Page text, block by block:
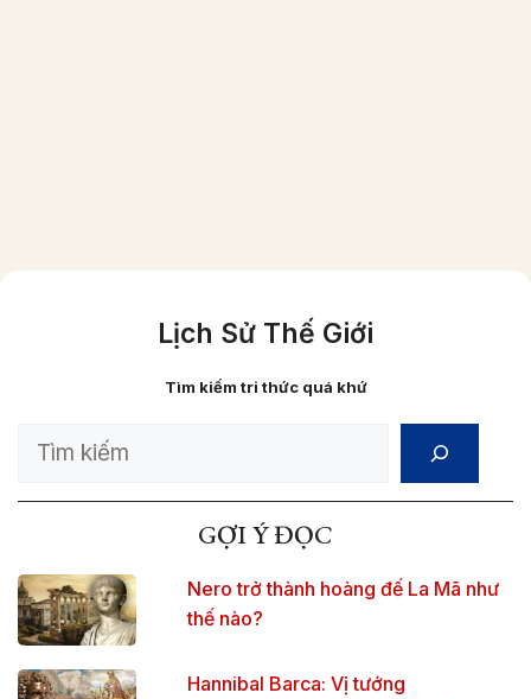
Lịch Sử Thế Giới
Tìm kiếm tri thức quá khứ
Search
GỢI Ý ĐỌC
Nero trở thành hoàng đế La Mã như
thế nào?
Hannibal Barca: Vị tướng